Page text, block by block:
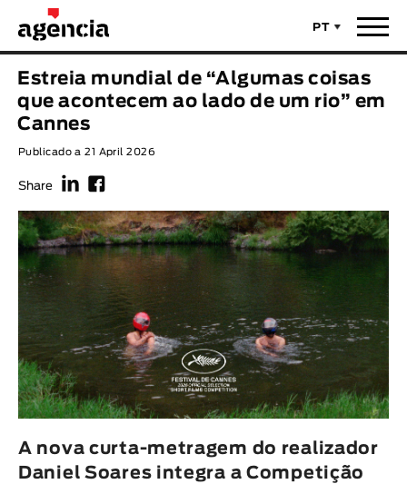
PT
Notícias
Filmes
Últimas Selecções
Estatísticas
Filmes - Animar
Sobre nós & Contactos
Curtas Vila do Conde Solar O Dia Mais Curto
Loja
Animar
TÍTULO ORIGINAL
TÍTULO PORTUGUÊS
REALIZADOR
LEGENDA DISPONÍVEL
Legenda disponível
ANO
Ano
DURAÇÃO
< / >
Estreia mundial de “Algumas coisas
que acontecem ao lado de um rio” em
Cannes
Publicado a 21 April 2026
Share f F
A nova curta-metragem do realizador
Daniel Soares integra a Competição